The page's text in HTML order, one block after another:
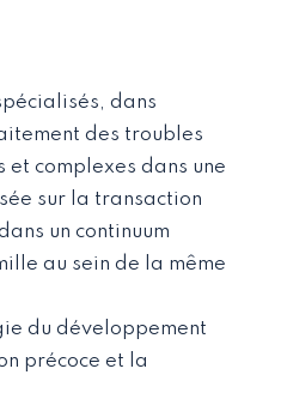
dans
des troubles
complexes dans une
sur la transaction
un continuum
au sein de la même
du développement
précoce et la